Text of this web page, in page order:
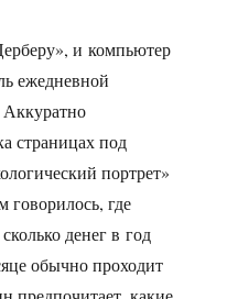
и компьютер
ежедневной
Аккуратно
страницах под
портрет»
где
денег в год
обычно проходит